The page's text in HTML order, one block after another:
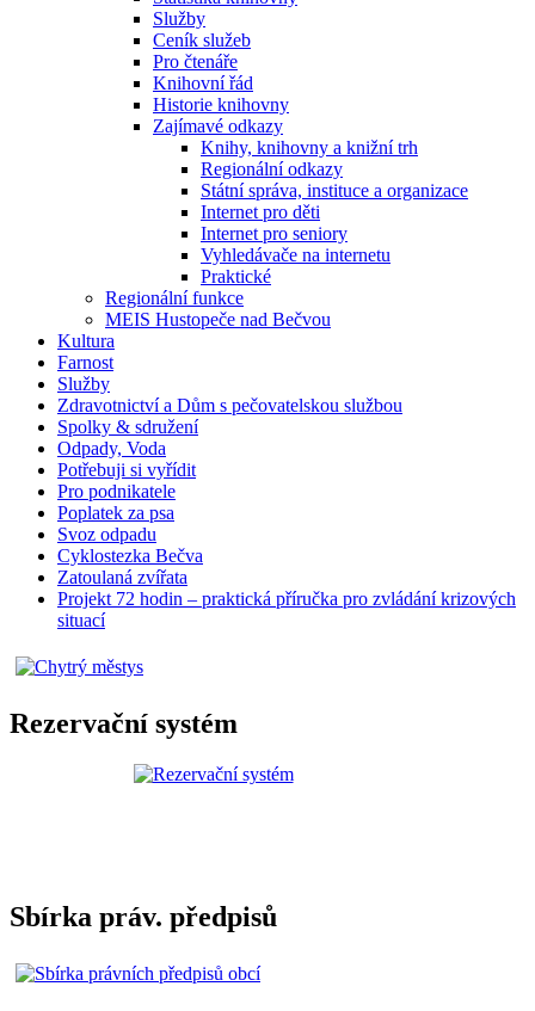
Služby
Ceník služeb
Pro čtenáře
Knihovní řád
Historie knihovny
Zajímavé odkazy
Knihy, knihovny a knižní trh
Regionální odkazy
Státní správa, instituce a organizace
Internet pro děti
Internet pro seniory
Vyhledávače na internetu
Praktické
Regionální funkce
MEIS Hustopeče nad Bečvou
Kultura
Farnost
Služby
Zdravotnictví a Dům s pečovatelskou službou
Spolky & sdružení
Odpady, Voda
Potřebuji si vyřídit
Pro podnikatele
Poplatek za psa
Svoz odpadu
Cyklostezka Bečva
Zatoulaná zvířata
Projekt 72 hodin – praktická příručka pro zvládání krizových
situací
Rezervační systém
Sbírka práv. předpisů